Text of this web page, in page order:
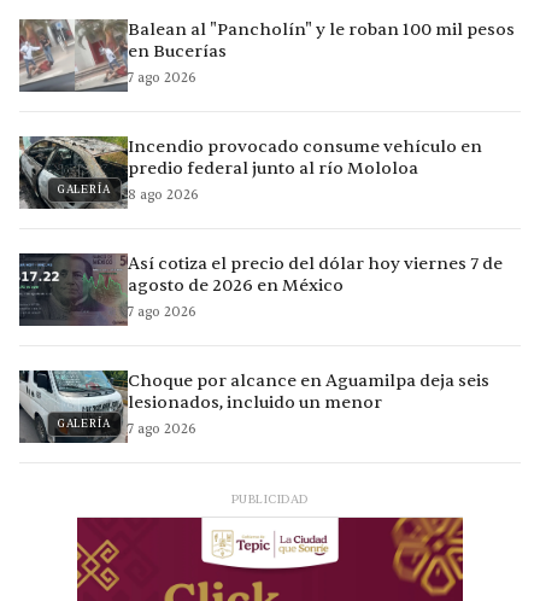
Balean al "Pancholín" y le roban 100 mil pesos
en Bucerías
7 ago 2026
GALERÍA
Incendio provocado consume vehículo en
predio federal junto al río Mololoa
8 ago 2026
Así cotiza el precio del dólar hoy viernes 7 de
agosto de 2026 en México
7 ago 2026
GALERÍA
Choque por alcance en Aguamilpa deja seis
lesionados, incluido un menor
7 ago 2026
PUBLICIDAD